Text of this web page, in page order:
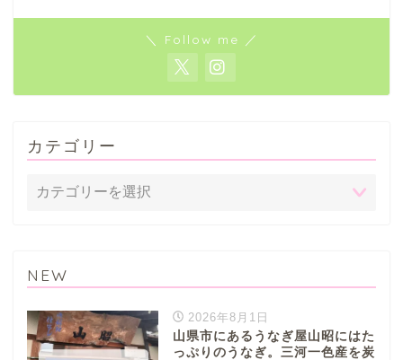
＼ Follow me ／
カテゴリー
NEW
2026年8月1日
山県市にあるうなぎ屋山昭にはた
っぷりのうなぎ。三河一色産を炭
岐阜市
西濃地域